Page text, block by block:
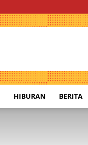
HIBURAN BERITA